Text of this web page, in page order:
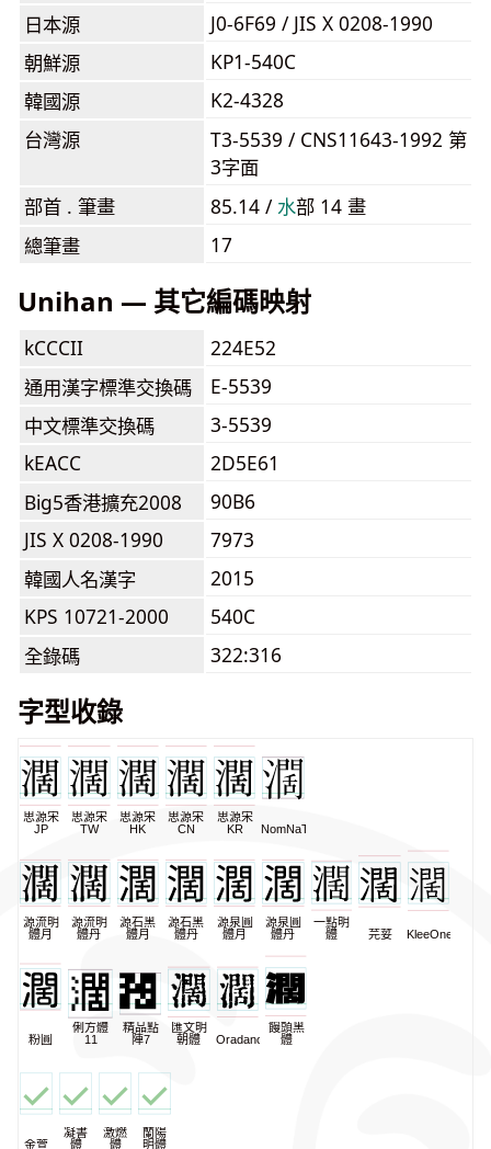
日本源
J0-6F69 / JIS X 0208-1990
朝鮮源
KP1-540C
韓國源
K2-4328
台灣源
T3-5539 / CNS11643-1992 第
3字面
部首 . 筆畫
85.14 /⽔部 14 畫
總筆畫
17
Unihan — 其它編碼映射
kCCCII
224E52
通用漢字標準交換碼
E-5539
中文標準交換碼
3-5539
kEACC
2D5E61
Big5香港擴充2008
90B6
JIS X 0208-1990
7973
韓國人名漢字
2015
KPS 10721-2000
540C
全錄碼
322:316
字型收錄
思源宋
JP
思源宋
TW
思源宋
HK
思源宋
CN
思源宋
KR
NomNaTong
源流明
體月
源流明
體丹
源石黑
體月
源石黑
體丹
源泉圓
體月
源泉圓
體丹
一點明
體
芫荽 KleeOne
粉圓
俐方體
11
精品點
陣7
匯文明
朝體
Oradano
饅頭黑
體
金萱
凝書
體
激燃
體
蘭陽
明體